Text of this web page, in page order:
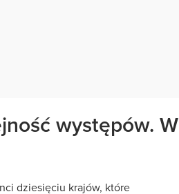
występów. W
dziesięciu krajów, które